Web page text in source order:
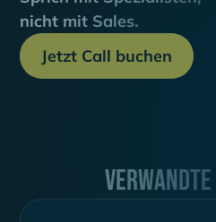
nicht mit Sales.
Jetzt Call buchen